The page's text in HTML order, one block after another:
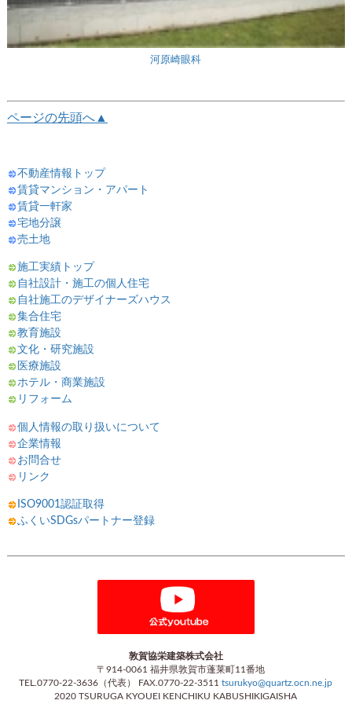
河原崎眼科
ページの先頭へ▲
不動産情報トップ
賃貸マンション・アパート
賃貸一軒家
宅地分譲
売土地
施工実績トップ
自社設計・施工の個人住宅
自社施工のデザイナーズハウス
集合住宅
教育施設
文化・研究施設
医療施設
ホテル・商業施設
リフォーム
個人情報の取り扱いについて
企業情報
お問合せ
リンク
ISO9001認証取得
ふくいSDGsパートナー登録
敦賀協栄建築株式会社
〒914-0061 福井県敦賀市蓬莱町11番地
TEL.0770-22-3636（代表） FAX.0770-22-3511tsurukyo@quartz.ocn.ne.jp
2020 TSURUGA KYOUEI KENCHIKU KABUSHIKIGAISHA